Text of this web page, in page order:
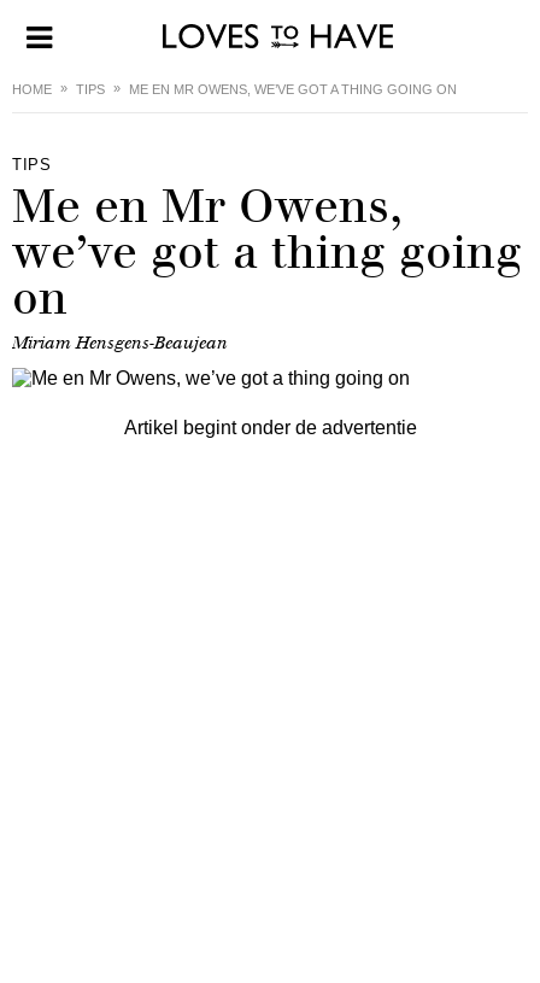
HOME TIPS ME EN MR OWENS, WE’VE GOT A THING GOING ON
TIPS
Me en Mr Owens,
we’ve got a thing going
on
Miriam Hensgens-Beaujean
Artikel begint onder de advertentie